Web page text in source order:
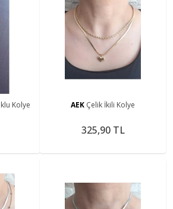
Çelik Nazar Boncuklu Kolye AEK Çelik İkili Kolye
325,90 TL